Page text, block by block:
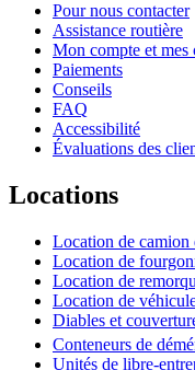
Pour nous contacter
Assistance routière
Mon compte et mes
Paiements
Conseils
FAQ
Accessibilité
Évaluations des
Locations
Location de camion
Location de
Location de
Location de
Diables et
Conteneurs de
Unités de libre-